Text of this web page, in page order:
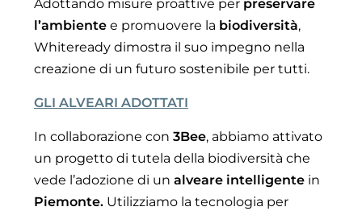
Adottando misure proattive per preservare
l’ambiente e promuovere la biodiversità,
Whiteready dimostra il suo impegno nella
creazione di un futuro sostenibile per tutti.
GLI ALVEARI ADOTTATI
In collaborazione con 3Bee, abbiamo attivato
un progetto di tutela della biodiversità che
vede l’adozione di un alveare intelligente in
Piemonte. Utilizziamo la tecnologia per